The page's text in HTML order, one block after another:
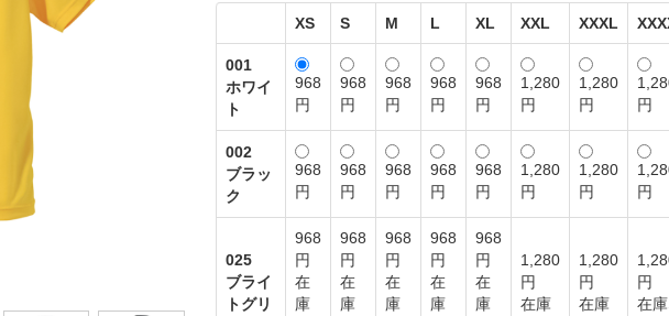
XS S M L XL XXL XXXL
001
ホワイ
ト
968
円
968
円
968
円
968
円
968
円
1,280
円
1,280
円
円
002
ブラッ
ク
968
円
968
円
968
円
968
円
968
円
1,280
円
1,280
円
円
025
ブライ
トグリ
968
円
在
庫
968
円
在
庫
968
円
在
庫
968
円
在
庫
968
円
在
庫
1,280
円
在庫
1,280
円
在庫
円
在